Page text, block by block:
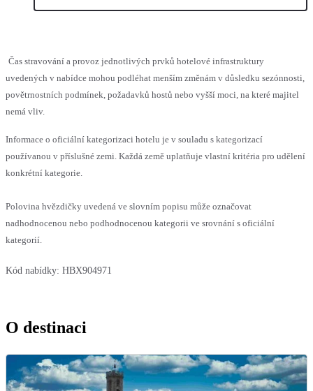
Čas stravování a provoz jednotlivých prvků hotelové infrastruktury
uvedených v nabídce mohou podléhat menším změnám v důsledku sezónnosti,
povětrnostních podmínek, požadavků hostů nebo vyšší moci, na které majitel
nemá vliv.
Informace o oficiální kategorizaci hotelu je v souladu s kategorizací
používanou v příslušné zemi. Každá země uplatňuje vlastní kritéria pro udělení
konkrétní kategorie.
Polovina hvězdičky uvedená ve slovním popisu může označovat
nadhodnocenou nebo podhodnocenou kategorii ve srovnání s oficiální
kategorií.
Kód nabídky: HBX904971
O destinaci